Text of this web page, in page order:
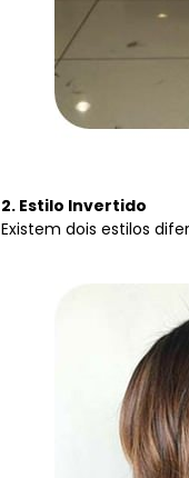
2. Estilo Invertido
Existem dois estilos